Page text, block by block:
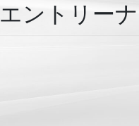
エントリー